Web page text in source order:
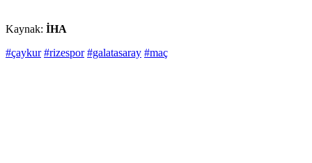
Kaynak: İHA
#çaykur #rizespor #galatasaray #maç